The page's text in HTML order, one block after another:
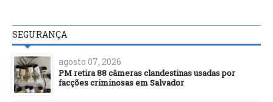
SEGURANÇA
agosto 07, 2026
PM retira 88 câmeras clandestinas usadas por
facções criminosas em Salvador